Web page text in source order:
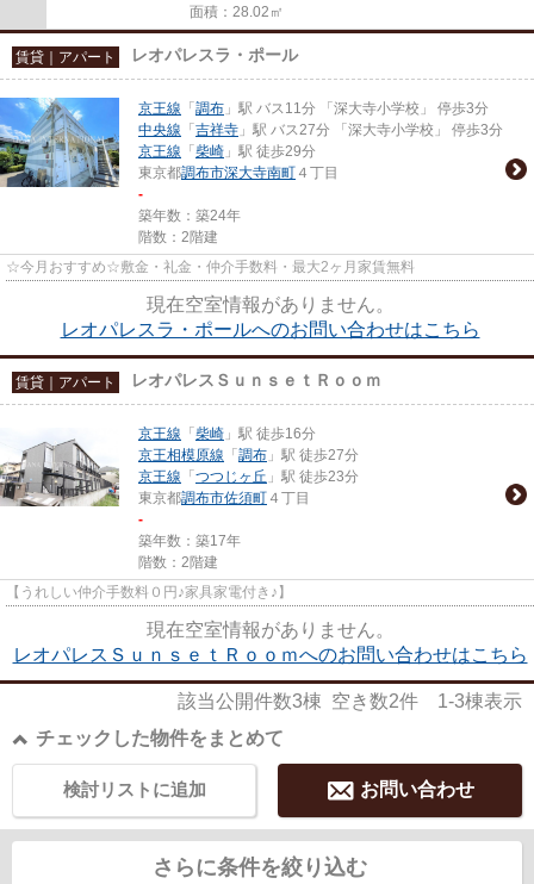
面積：28.02㎡
賃貸｜アパート レオパレスラ・ポール
京王線 「 調布 」駅 バス11分 「深大寺小学校」 停歩3分
中央線 「 吉祥寺 」駅 バス27分 「深大寺小学校」 停歩3分
京王線 「 柴崎 」駅 徒歩29分
東京都調布市深大寺南町 ４丁目
-
築年数：築24年
階数：2階建
☆今月おすすめ☆敷金・礼金・仲介手数料・最大2ヶ月家賃無料
現在空室情報がありません。
レオパレスラ・ポールへのお問い合わせはこちら
賃貸｜アパート レオパレスＳｕｎｓｅｔＲｏｏｍ
京王線 「 柴崎 」駅 徒歩16分
京王相模原線 「 調布 」駅 徒歩27分
京王線 「 つつじヶ丘 」駅 徒歩23分
東京都調布市佐須町 ４丁目
-
築年数：築17年
階数：2階建
【うれしい仲介手数料０円♪家具家電付き♪】
現在空室情報がありません。
レオパレスＳｕｎｓｅｔＲｏｏｍへのお問い合わせはこちら
該当公開件数3棟 空き数2件 1-3棟表示
チェックした物件をまとめて
お問い合わせ
検討リストに追加
さらに条件を絞り込む